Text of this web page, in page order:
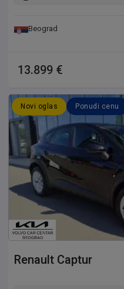
Beograd
13.899 €
Novi oglas Ponudi cenu
Renault Captur